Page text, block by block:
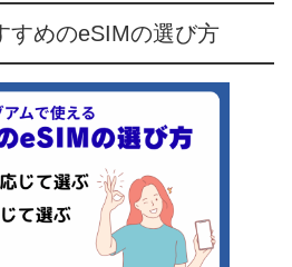
すめのeSIMの選び方